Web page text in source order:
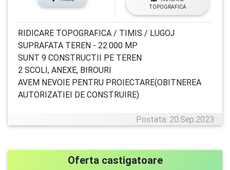
TOPOGRAFICA
RIDICARE TOPOGRAFICA / TIMIS / LUGOJ
SUPRAFATA TEREN - 22.000 MP
SUNT 9 CONSTRUCTII PE TEREN
2 SCOLI, ANEXE, BIROURI
AVEM NEVOIE PENTRU PROIECTARE(OBITNEREA
AUTORIZATIEI DE CONSTRUIRE)
Postata: 20.Sep.2023
Oferta castigatoare